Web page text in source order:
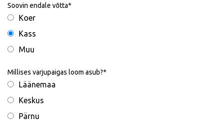
Soovin endale võtta
Koer
Kass
Muu
Millises varjupaigas loom asub?
Läänemaa
Keskus
Pärnu